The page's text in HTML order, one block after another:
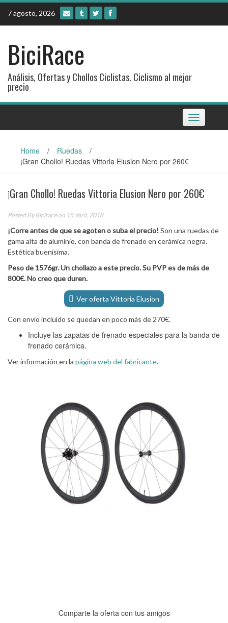
Skip
content
7 agosto, 2026
BiciRace
Análisis, Ofertas y Chollos Ciclistas. Ciclismo al mejor
precio
Toggle
navigation
Home / Ruedas
/
¡Gran Chollo! Ruedas Vittoria Elusion Nero por 260€
¡Gran Chollo! Ruedas Vittoria Elusion Nero por 260€
Posted ByBiciraceon 15 abril, 2018
¡Corre antes de que se agoten o suba el precio! Son una ruedas de
gama alta de aluminio, con banda de frenado en cerámica negra.
Estética buenísima.
Peso de 1576gr. Un chollazo a este precio. Su PVP es de más de
800€. No creo que duren.
Ver oferta Vittoria Elusion
Con envío incluido se quedan en poco más de 270€.
Incluye las zapatas de frenado especiales para la banda de
frenado cerámica.
Ver información en la página web del fabricante.
Comparte la oferta con tus amigos